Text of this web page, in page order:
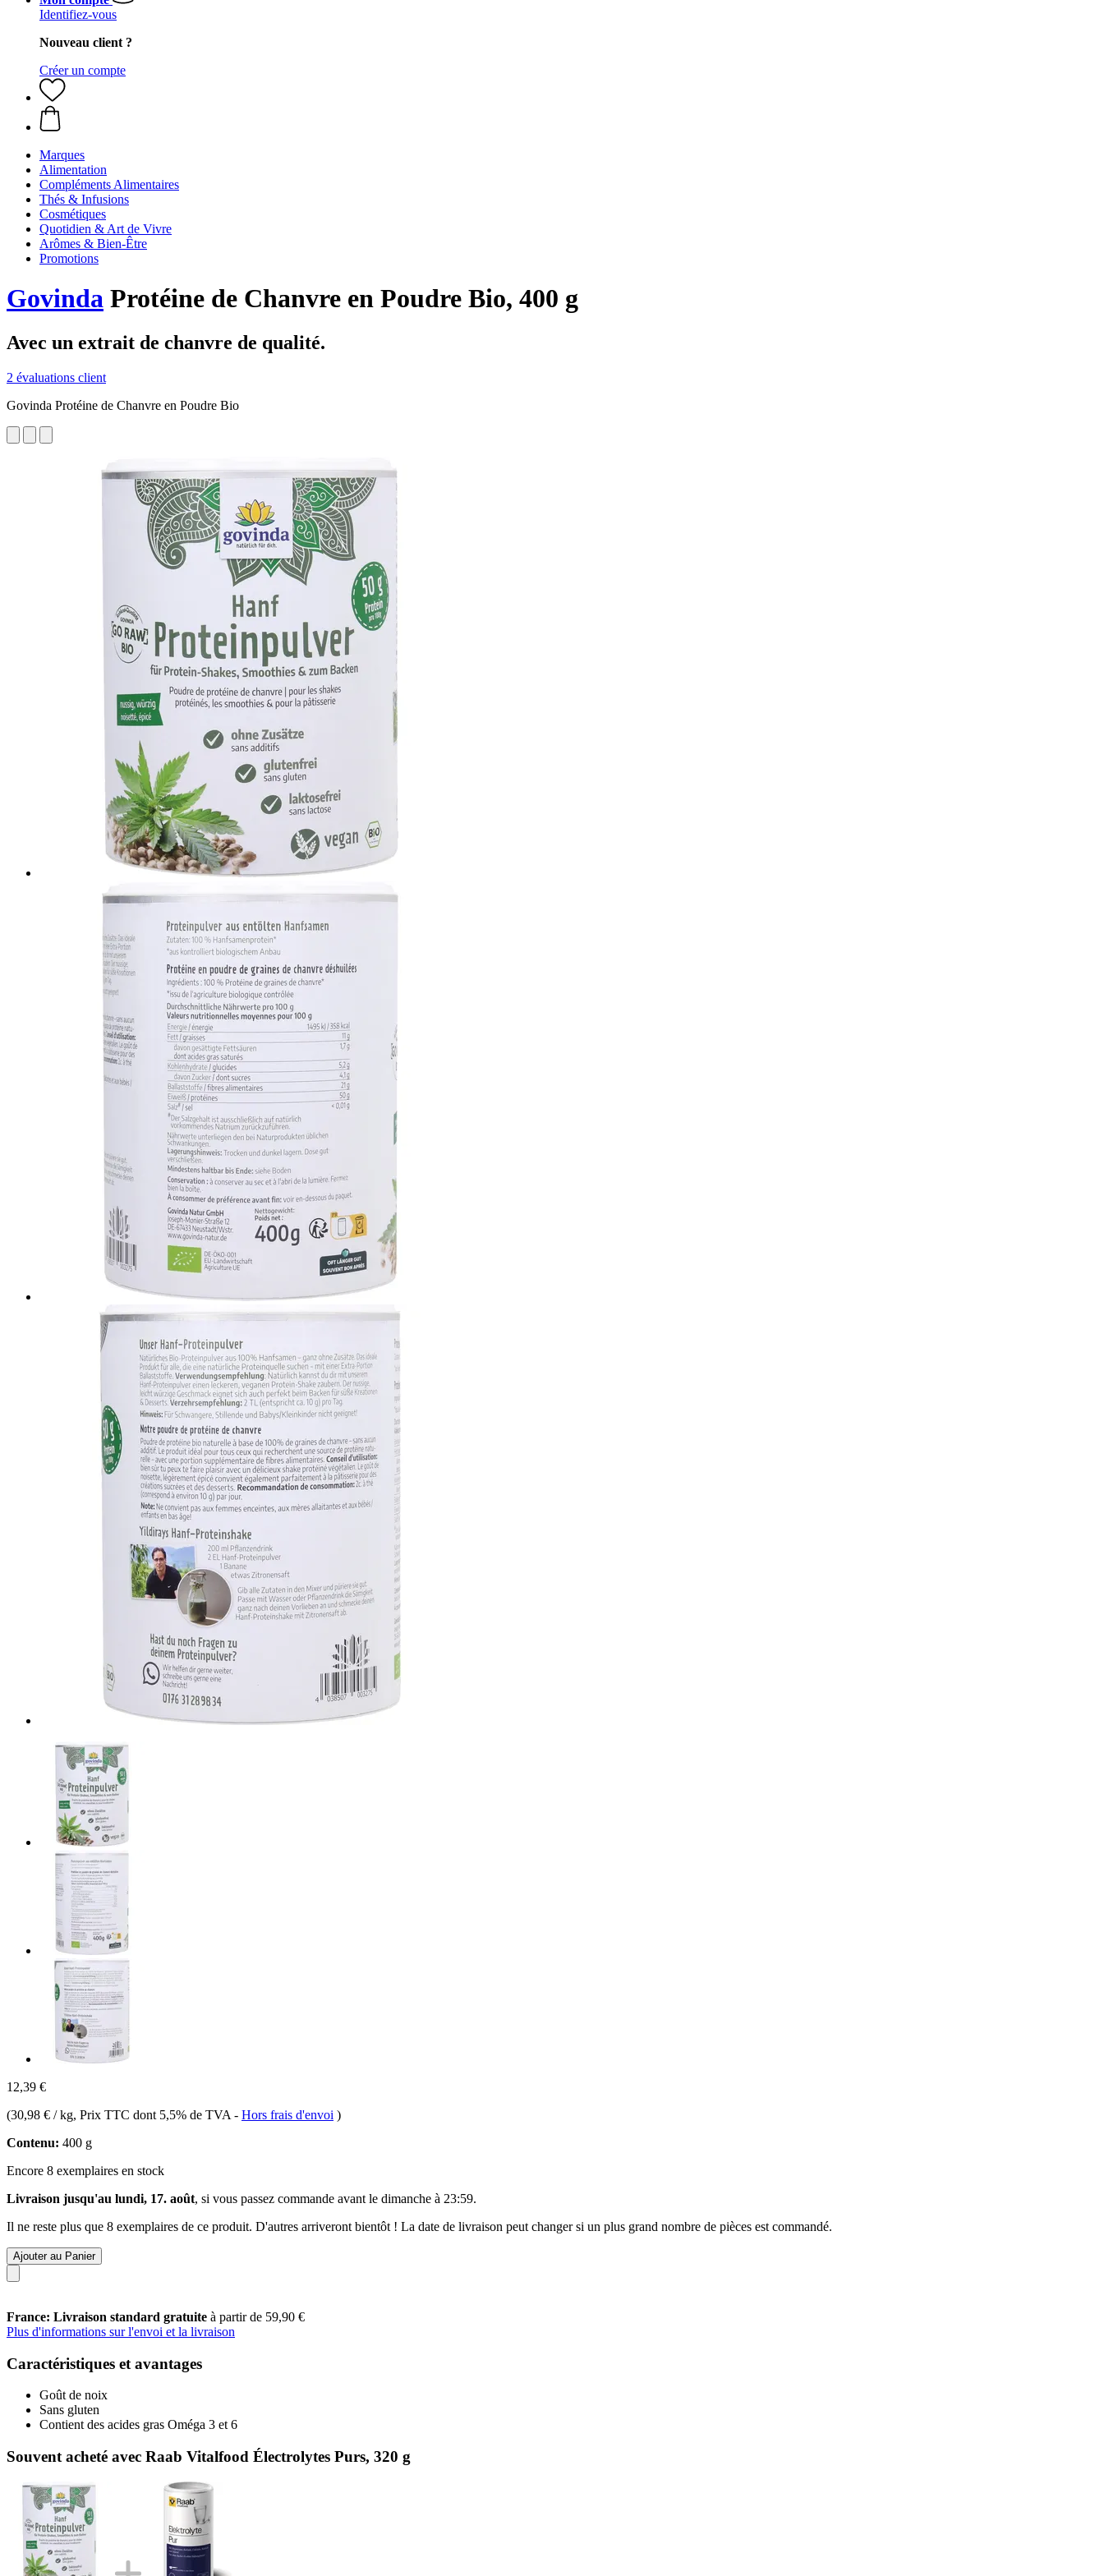
Identifiez-vous
Nouveau client ?
Créer un compte
Marques
Alimentation
Compléments Alimentaires
Thés & Infusions
Cosmétiques
Quotidien & Art de Vivre
Arômes & Bien-Être
Promotions
Govinda Protéine de Chanvre en Poudre Bio, 400 g
Avec un extrait de chanvre de qualité.
2 évaluations client
Govinda Protéine de Chanvre en Poudre Bio
12,39 €
(30,98 € / kg, Prix TTC dont 5,5% de TVA - Hors frais d'envoi )
Contenu: 400 g
Encore 8 exemplaires en stock
Livraison jusqu'au lundi, 17. août, si vous passez commande avant le dimanche à 23:59.
Il ne reste plus que 8 exemplaires de ce produit. D'autres arriveront bientôt ! La date de livraison peut changer si un plus grand nombre de pièces est commandé.
Ajouter au Panier
France: Livraison standard gratuite à partir de 59,90 €
Plus d'informations sur l'envoi et la livraison
Caractéristiques et avantages
Goût de noix
Sans gluten
Contient des acides gras Oméga 3 et 6
Souvent acheté avec Raab Vitalfood Électrolytes Purs, 320 g